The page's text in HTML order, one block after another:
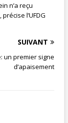
n’a reçu
l’UFDG
SUIVANT
un premier signe
d’apaisement